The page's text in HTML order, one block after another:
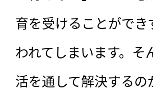
育を受けることがで
われてしまいます。
活を通して解決する